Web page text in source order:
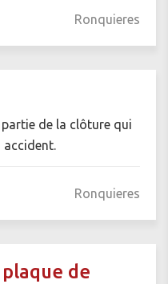
Ronquieres
de la clôture qui
accident.
Ronquieres
de